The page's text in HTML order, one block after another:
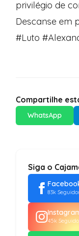
privilégio de
Descanse em
#Luto
Compartilhe
WhatsApp
Siga o
83k
45k